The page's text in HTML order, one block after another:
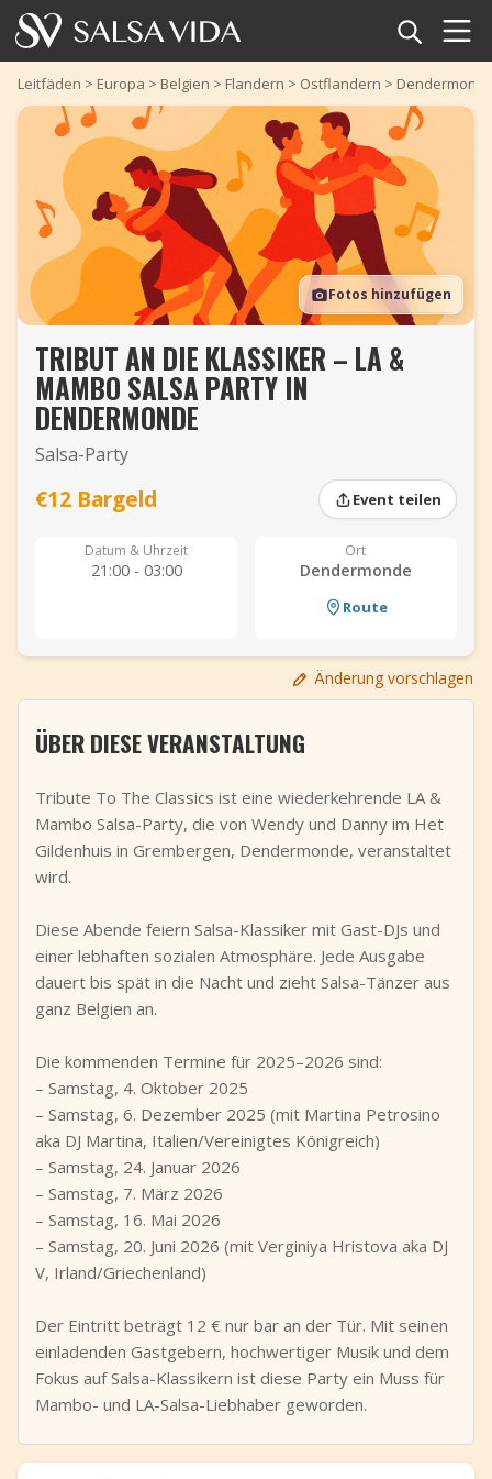
Startseite
Veranstaltungen
Nachrichten
Artikel
Videos
Salsa-Begriffe
Shop
TuneTempo
Event hinzufügen
Leitfäden > Europa > Belgien > Flandern > Ostflandern >
Fotos hinzufügen
TRIBUT AN DIE KLASSIKER – LA &
MAMBO SALSA PARTY IN
DENDERMONDE
Salsa-Party
€12 Bargeld Event teilen
Datum & Uhrzeit
21:00 - 03:00
Ort
Dendermonde
Route
Änderung vorschlagen
ÜBER DIESE VERANSTALTUNG
Tribute To The Classics ist eine wiederkehrende LA &
Mambo Salsa-Party, die von Wendy und Danny im Het
Gildenhuis in Grembergen, Dendermonde, veranstaltet
wird.
Diese Abende feiern Salsa-Klassiker mit Gast-DJs und
einer lebhaften sozialen Atmosphäre. Jede Ausgabe
dauert bis spät in die Nacht und zieht Salsa-Tänzer aus
ganz Belgien an.
Die kommenden Termine für 2025–2026 sind:
– Samstag, 4. Oktober 2025
– Samstag, 6. Dezember 2025 (mit Martina Petrosino
aka DJ Martina, Italien/Vereinigtes Königreich)
– Samstag, 24. Januar 2026
– Samstag, 7. März 2026
– Samstag, 16. Mai 2026
– Samstag, 20. Juni 2026 (mit Verginiya Hristova aka DJ
V, Irland/Griechenland)
Der Eintritt beträgt 12 € nur bar an der Tür. Mit seinen
einladenden Gastgebern, hochwertiger Musik und dem
Fokus auf Salsa-Klassikern ist diese Party ein Muss für
Mambo- und LA-Salsa-Liebhaber geworden.